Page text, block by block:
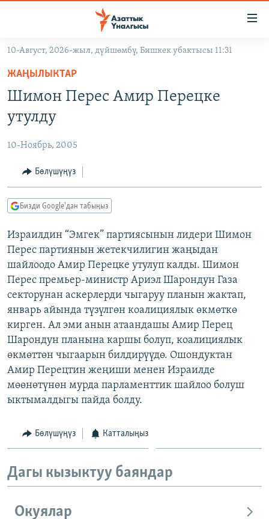
Навигацияга
өтүңүз
Издөөгө
салыңыз
ЭКОНОМИКА
МАДАНИЯТ
БОРБОР АЗИЯ
УКРАИНА
АТАЙЫН ИЛИКТӨӨ
ТВ ПРОГРАММАЛАР
ЭКСПЕРТТЕР ТАЛДАЙТ
БИЗ ЖАНА ДҮЙНӨ
ДАНИСТЕ
ЭЖЕ-СИҢДИЛЕР
АЗАТТЫК+
ЫҢГАЙСЫЗ СУРООЛОР
ӨЗГӨЧӨ ПИКИР
Русский
ОНЛАЙН ШЕРИНЕ
ЭЕ/АРнун бардык сайттары
10-Август, 2026-жыл, дүйшөмбү, Бишкек убактысы 11:31
ЖАҢЫЛЫКТАР
Шимон Перес Амир Перецке
утулду
10-Ноябрь, 2005
Бөлүшүңүз
Бизди Google'дан табыңыз
Израилдин “Эмгек” партиясынын лидери Шимон
Перес партиянын жетекчилигин жаңыдан
шайлоодо Амир Перецке утулуп калды. Шимон
Перес премьер-министр Ариэл Шарондун Газа
секторунан аскерлерди чыгаруу планын жактап,
январь айында түзүлгөн коалициялык өкмөткө
кирген. Ал эми анын атаандашы Амир Перец
Шарондун планына каршы болуп, коалициялык
өкмөттөн чыгаарын билдирүүдө. Ошондуктан
Амир Перецтин жеңиши менен Израилде
мөөнөтүнөн мурда парламенттик шайлоо болуш
ыктымалдыгы пайда болду.
Бөлүшүңүз Катталыңыз
Дагы кызыктуу баяндар
Окуялар